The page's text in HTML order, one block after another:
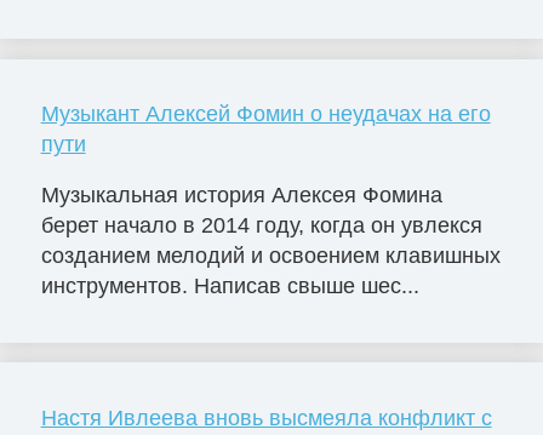
Музыкант Алексей Фомин о неудачах на его
пути
Музыкальная история Алексея Фомина
берет начало в 2014 году, когда он увлекся
созданием мелодий и освоением клавишных
инструментов. Написав свыше шес...
Настя Ивлеева вновь высмеяла конфликт с